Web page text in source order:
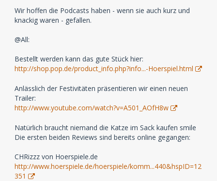
Wir hoffen die Podcasts haben - wenn sie auch kurz und
knackig waren - gefallen.
@All:
Bestellt werden kann das gute Stück hier:
http://shop.pop.de/product_info.php?info...-Hoerspiel.html
Anlässlich der Festivitäten präsentieren wir einen neuen
Trailer:
http://www.youtube.com/watch?v=A501_AOfH8w
Natürlich braucht niemand die Katze im Sack kaufen smile
Die ersten beiden Reviews sind bereits online gegangen:
CHRizzz von Hoerspiele.de
http://www.hoerspiele.de/hoerspiele/komm...440&hspID=12
351